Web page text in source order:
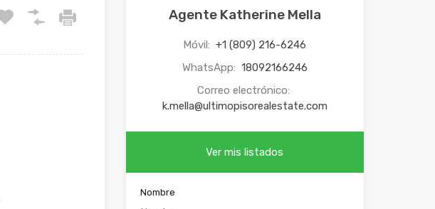
Agente Katherine Mella
Móvil: +1 (809) 216-6246
WhatsApp: 18092166246
Correo electrónico:
k.mella@ultimopisorealestate.com
Ver mis listados
Nombre